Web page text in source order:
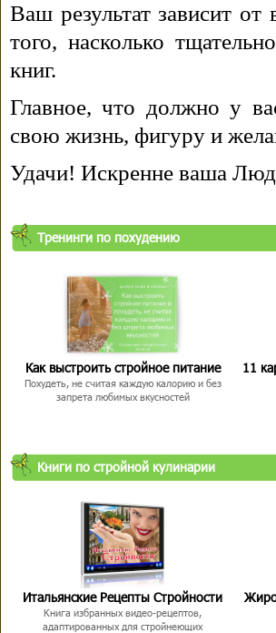
Ваш результат зависит
того, насколько
книг.
Главное, что должно у
свою жизнь, фигуру и
Удачи! Искренне ваша
Тренинги по похудению
Как выстроить стройное питание
Похудеть, не считая каждую калорию и без
запрета любимых вкусностей
11
Книги по стройной кулинарии
Итальянские Рецепты Стройности
Книга избранных видео-рецептов,
адаптированных для стройнеющих